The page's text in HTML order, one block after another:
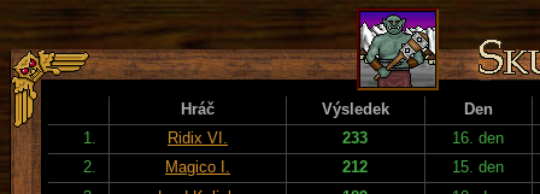
Hráč Výsledek
Den
1.
Ridix VI. 233
16. den
2.
Magico I. 212
15. den